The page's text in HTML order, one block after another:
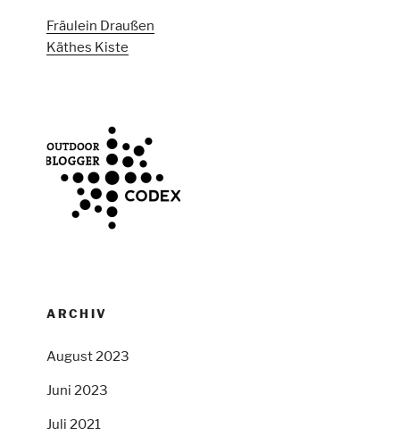
Fräulein Draußen
Käthes Kiste
ARCHIV
August 2023
Juni 2023
Juli 2021